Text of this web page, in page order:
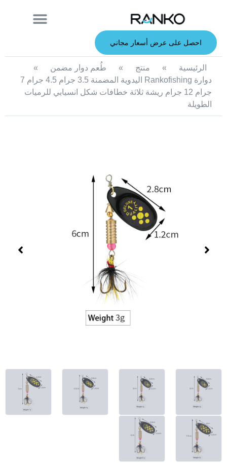
احصل على عرض أسعار مجاني
الرئيسية » منتج » طُعم دوار مضمن
»
دوارة Rankofishing اليدوية المضمنة 3.5 جرام 4.5 جرام 7
جرام 12 جرام ريشة ثلاثة خطافات شكل انسيابي للرميات
الطويلة